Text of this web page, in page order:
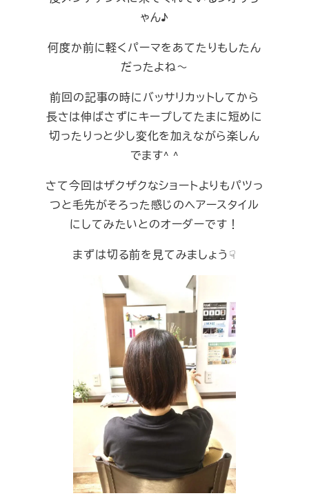
ゃん♪
何度か前に軽くパーマをあてたりもしたん
だったよね～
前回の記事の時にバッサリカットしてから
長さは伸ばさずにキープしてたまに短めに
切ったりっと少し変化を加えながら楽しん
でます^ ^
さて今回はザクザクなショートよりもパツっ
つと毛先がそろった感じのヘアースタイル
にしてみたいとのオーダーです！
まずは切る前を見てみましょう☟